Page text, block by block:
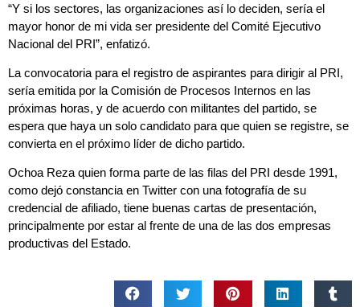
“Y si los sectores, las organizaciones así lo deciden, sería el
mayor honor de mi vida ser presidente del Comité Ejecutivo
Nacional del PRI”, enfatizó.
La convocatoria para el registro de aspirantes para dirigir al PRI,
sería emitida por la Comisión de Procesos Internos en las
próximas horas, y de acuerdo con militantes del partido, se
espera que haya un solo candidato para que quien se registre, se
convierta en el próximo líder de dicho partido.
Ochoa Reza quien forma parte de las filas del PRI desde 1991,
como dejó constancia en Twitter con una fotografía de su
credencial de afiliado, tiene buenas cartas de presentación,
principalmente por estar al frente de una de las dos empresas
productivas del Estado.